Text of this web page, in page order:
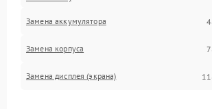
Замена аккумулятора
Замена корпуса
Замена дисплея (экрана)